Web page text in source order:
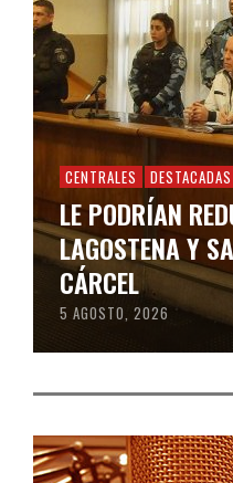
CENTRALES DESTACADAS
LE PODRÍAN
LAGOSTENA Y
CÁRCEL
5 AGOSTO, 2026